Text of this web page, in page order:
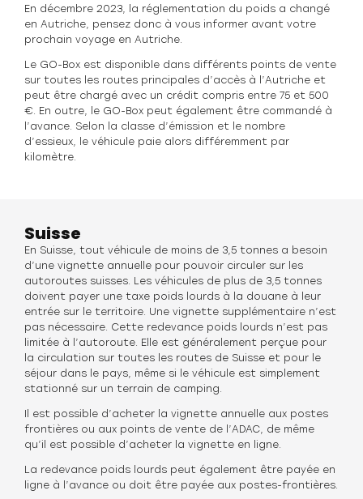
En décembre 2023, la réglementation du poids a changé
en Autriche, pensez donc à vous informer avant votre
prochain voyage en Autriche.
Le GO-Box est disponible dans différents points de vente
sur toutes les routes principales d’accès à l’Autriche et
peut être chargé avec un crédit compris entre 75 et 500
€. En outre, le GO-Box peut également être commandé à
l’avance. Selon la classe d’émission et le nombre
d’essieux, le véhicule paie alors différemment par
kilomètre.
Suisse
En Suisse, tout véhicule de moins de 3,5 tonnes a besoin
d’une vignette annuelle pour pouvoir circuler sur les
autoroutes suisses. Les véhicules de plus de 3,5 tonnes
doivent payer une taxe poids lourds à la douane à leur
entrée sur le territoire. Une vignette supplémentaire n’est
pas nécessaire. Cette redevance poids lourds n’est pas
limitée à l’autoroute. Elle est généralement perçue pour
la circulation sur toutes les routes de Suisse et pour le
séjour dans le pays, même si le véhicule est simplement
stationné sur un terrain de camping.
Il est possible d’acheter la vignette annuelle aux postes
frontières ou aux points de vente de l’ADAC, de même
qu’il est possible d’acheter la vignette en ligne.
La redevance poids lourds peut également être payée en
ligne à l’avance ou doit être payée aux postes-frontières.